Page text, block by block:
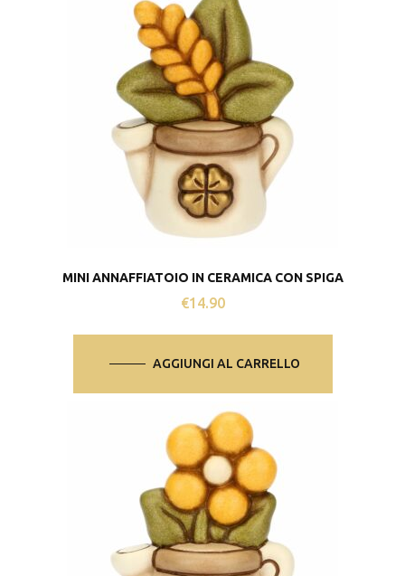
MINI ANNAFFIATOIO IN CERAMICA CON SPIGA
€14.90
AGGIUNGI AL CARRELLO